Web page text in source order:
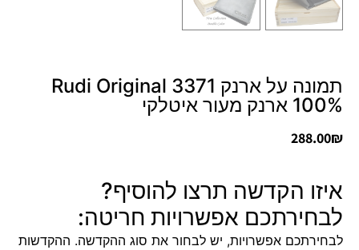
תמונה על ארנק 3371 Rudi Original
100% ארנק מעור איטלקי
288.00₪
איזו הקדשה תרצו להוסיף?
לבחירתכם אפשרויות חריטה:
לבחירתכם אפשרויות, יש לבחור את סוג ההקדשה. ההקדשות